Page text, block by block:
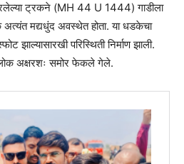
ट्रकने (MH 44 U 1444) गाडीला
मद्यधुंद अवस्थेत होता. या धडकेचा
झाल्यासारखी परिस्थिती निर्माण झाली.
अक्षरशः समोर फेकले गेले.